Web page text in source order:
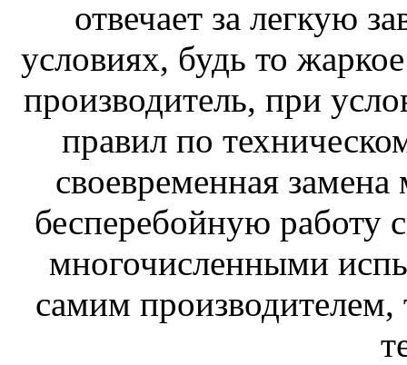
отвечает за легкую
условиях, будь то
производитель, при
правил по
своевременная
бесперебойную работу
многочисленными
самим